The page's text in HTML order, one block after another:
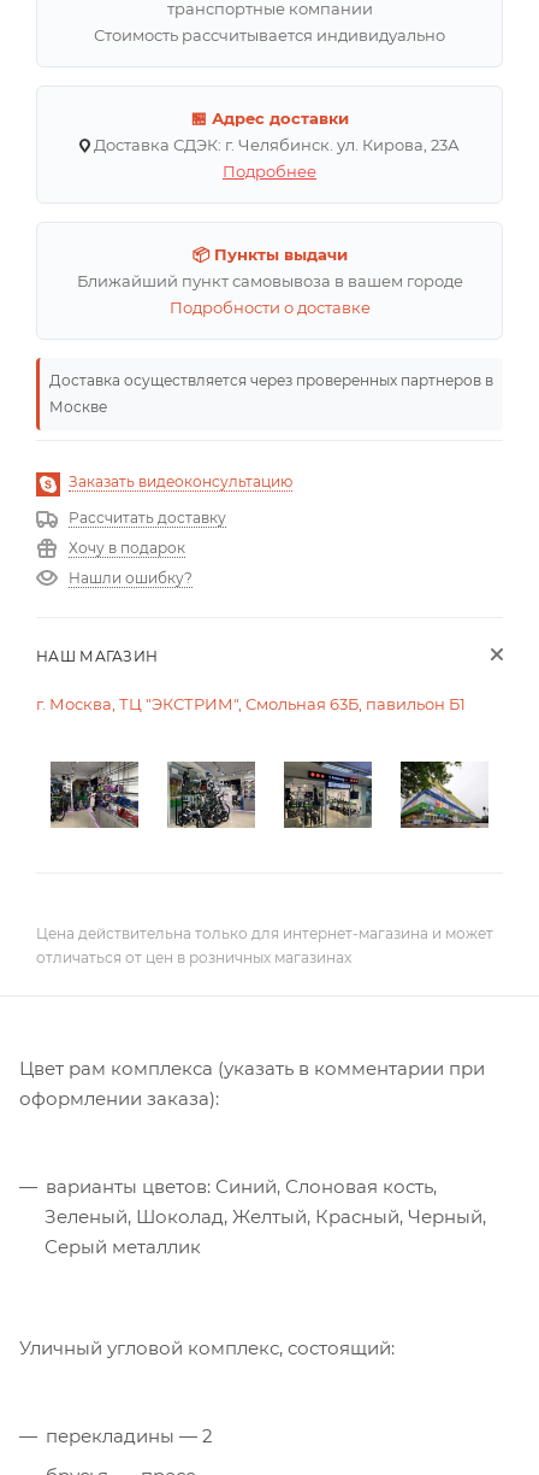
транспортные компании
Стоимость рассчитывается индивидуально
🏪 Адрес доставки
Доставка СДЭК: г. Челябинск. ул. Кирова, 23А
Подробнее
📦 Пункты выдачи
Ближайший пункт самовывоза в вашем городе
Подробности о доставке
Доставка осуществляется через проверенных партнеров в
Москве
Заказать видеоконсультацию
Рассчитать доставку
Хочу в подарок
Нашли ошибку?
НАШ МАГАЗИН
г. Москва, ТЦ "ЭКСТРИМ", Смольная 63Б, павильон Б1
Цена действительна только для интернет-магазина и может
отличаться от цен в розничных магазинах
Цвет рам комплекса (указать в комментарии при
оформлении заказа):
варианты цветов: Синий, Слоновая кость,
Зеленый, Шоколад, Желтый, Красный, Черный,
Серый металлик
Уличный угловой комплекс, состоящий:
перекладины — 2